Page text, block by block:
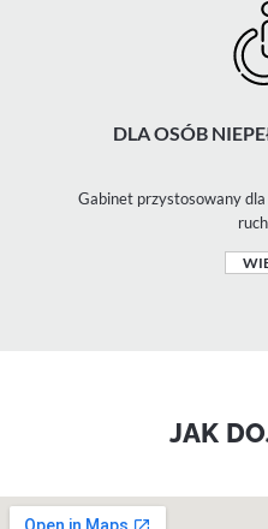
DLA OSÓB
Gabinet przystosowany dla
JAK